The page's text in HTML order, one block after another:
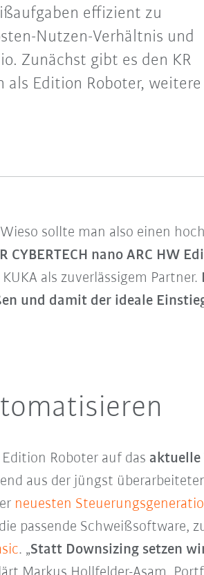
effizient zu
Nutzen-Verhältnis und
Zunächst gibt es den KR
als Edition Roboter, weitere
sollte man also einen
CYBERTECH nano ARC HW
als zuverlässigem Partner.
und damit der ideale
Roboter auf das aktuelle
aus der jüngst
neuesten
passende Schweißsoftware,
. „Statt Downsizing setzen